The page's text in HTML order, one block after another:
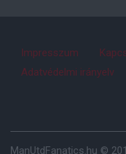
Impresszum
Adatvédelmi irányelv
ManUtdFanatics.hu ©